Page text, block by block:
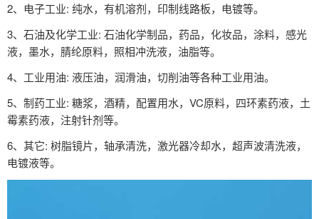
2、电子工业: 纯水，有机溶剂，印制线路板，电镀等。
3、石油及化学工业: 石油化学制品，药品，化妆品，涂料，感光
液，墨水，腈纶原料，照相冲洗液，油脂等。
4、工业用油: 液压油，润滑油，切削油等各种工业用油。
5、制药工业: 糖浆，酒精，配置用水，VC原料，四环素药液，土
霉素药液，注射针剂等。
6、其它: 树脂镜片，轴承清洗，激光器冷却水，超声波清洗液，
电镀液等。